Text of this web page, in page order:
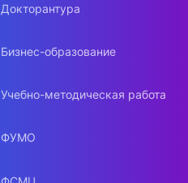
Докторантура
Бизнес-образование
Учебно-методическая работа
ФУМО